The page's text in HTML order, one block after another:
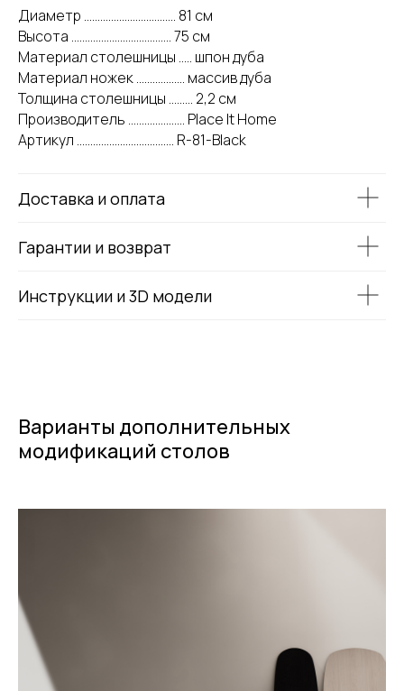
Диаметр .................................. 81 см
Высота ..................................... 75 см
Материал столешницы ..... шпон дуба
Материал ножек .................. массив дуба
Толщина столешницы ......... 2,2 см
Производитель ..................... Place It Home
Артикул .................................... R-81-Black
Доставка и оплата
Гарантии и возврат
Инструкции и 3D модели
Варианты дополнительных
модификаций столов